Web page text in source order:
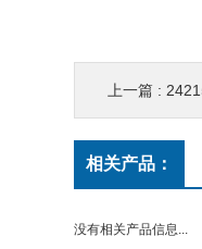
上一篇 :
相关产品：
没有相关产品信息...